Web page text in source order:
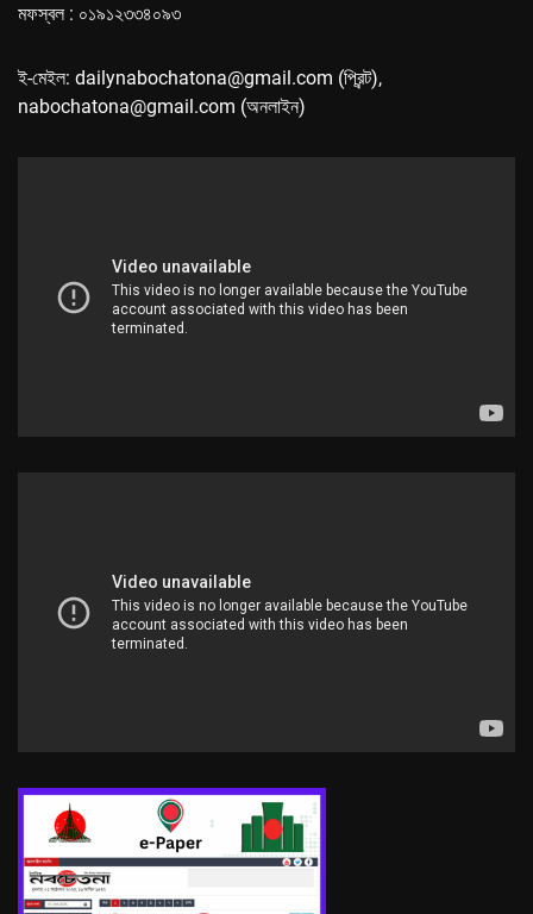
মফস্বল : ০১৯১২৩৩৪০৯৩
ই-মেইল: dailynabochatona@gmail.com (প্রিন্ট),
nabochatona@gmail.com (অনলাইন)